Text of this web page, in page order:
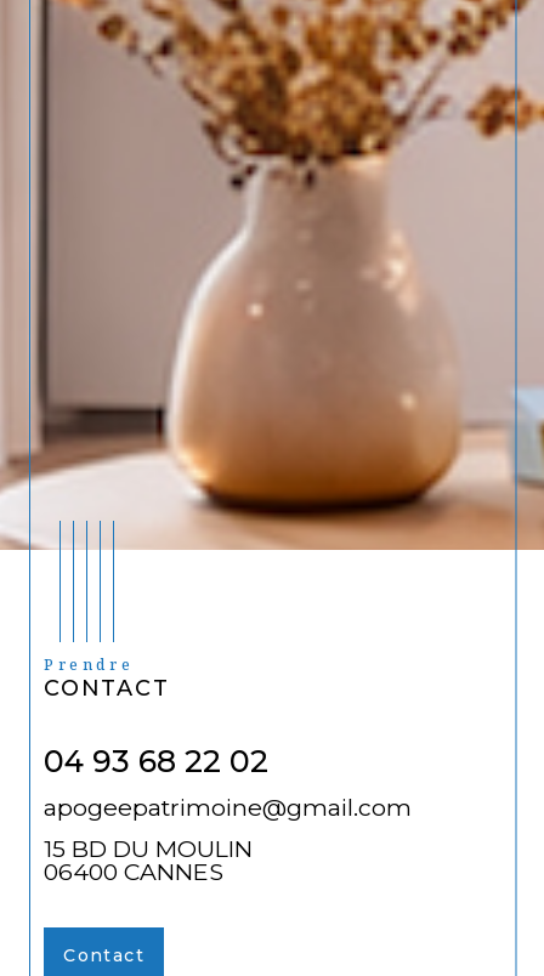
Prendre
CONTACT
04 93 68 22 02
apogeepatrimoine@gmail.com
15 BD DU MOULIN
06400 CANNES
Contact